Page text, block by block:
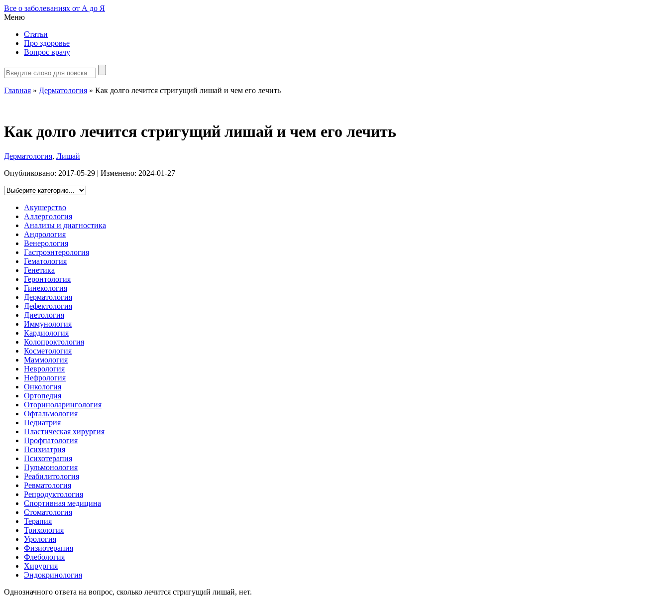
Все о заболеваниях от А до Я
Меню
Статьи
Про здоровье
Вопрос врачу
Главная » Дерматология » Как долго лечится стригущий лишай и чем его лечить
Как долго лечится стригущий лишай и чем его лечить
Дерматология, Лишай
Опубликовано: 2017-05-29 | Изменено: 2024-01-27
Акушерство
Аллергология
Анализы и диагностика
Андрология
Венерология
Гастроэнтерология
Гематология
Генетика
Геронтология
Гинекология
Дерматология
Дефектология
Диетология
Иммунология
Кардиология
Колопроктология
Косметология
Маммология
Неврология
Нефрология
Онкология
Ортопедия
Оториноларингология
Офтальмология
Педиатрия
Пластическая хирургия
Профпатология
Психиатрия
Психотерапия
Пульмонология
Реабилитология
Ревматология
Репродуктология
Спортивная медицина
Стоматология
Терапия
Трихология
Урология
Физиотерапия
Флебология
Хирургия
Эндокринология
Однозначного ответа на вопрос, сколько лечится стригущий лишай, нет.